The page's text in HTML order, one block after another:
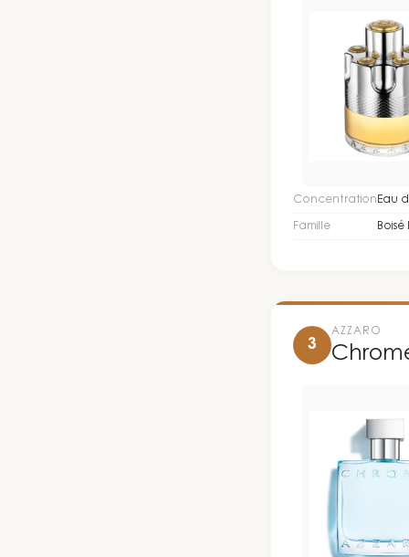
Concentration Eau
Famille Boisé
3
AZZARO